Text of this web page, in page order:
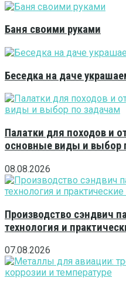
Баня своими руками
Беседка на даче
Палатки для походов и
основные виды и выбор
08.08.2026
Производство сэндвич
технология и
07.08.2026